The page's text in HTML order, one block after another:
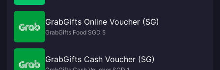
GrabGifts Online Voucher (SG)
GrabGifts Food SGD 5
GrabGifts Cash Voucher (SG)